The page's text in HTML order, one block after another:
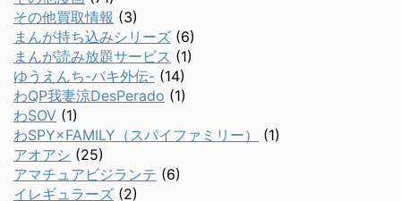
その他買取情報 (3)
まんが持ち込みシリーズ (6)
まんが読み放題サービス (1)
ゆうえんち-バキ外伝- (14)
わQP我妻涼DesPerado (1)
わSOV (1)
わSPY×FAMILY（スパイファミリー）
(1)
アオアシ (25)
アマチュアビジランテ (6)
イレギュラーズ (2)